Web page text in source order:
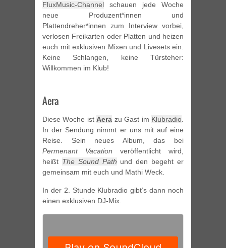
FluxMusic-Channel schauen jede Woche
neue Produzent*innen und
Plattendreher*innen zum Interview vorbei,
verlosen Freikarten oder Platten und heizen
euch mit exklusiven Mixen und Livesets ein.
Keine Schlangen, keine Türsteher:
Willkommen im Klub!
Aera
Diese Woche istAera zu Gast im Klubradio.
In der Sendung nimmt er uns mit auf eine
Reise. Sein neues Album, das bei
Permenant Vacation veröffentlicht wird,
heißt The Sound Path und den begeht er
gemeinsam mit euch und Mathi Weck.
In der 2. Stunde Klubradio gibt’s dann noch
einen exklusiven DJ-Mix.